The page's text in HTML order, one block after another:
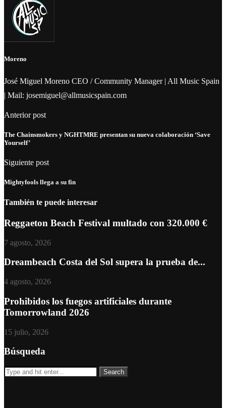
Moreno
José Miguel Moreno CEO / Community Manager | All Music Spain
| Mail: josemiguel@allmusicspain.com
Anterior post
The Chainsmokers y NGHTMRE presentan su nueva colaboración ‘Save
Yourself’
Siguiente post
Mightyfools llega a su fin
También te puede interesar
Reggaeton Beach Festival multado con 320.000 €
7 agosto, 2026
Dreambeach Costa del Sol supera la prueba de...
4 agosto, 2026
Prohibidos los fuegos artificiales durante
Tomorrowland 2026
15 julio, 2026
Búsqueda